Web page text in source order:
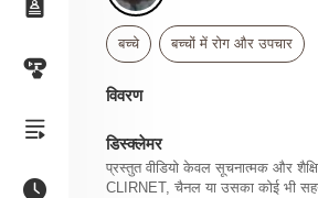
बच्चे बच्चों में रोग और उपचार
विवरण
डिस्क्लेमर
प्रस्तुत वीडियो केवल सूचनात्मक और
CLIRNET, चैनल या उसका कोई भी